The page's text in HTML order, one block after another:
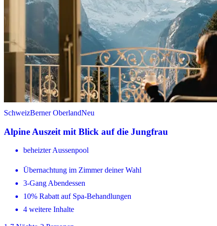
SchweizBerner OberlandNeu
Alpine Auszeit mit Blick auf die Jungfrau
beheizter Aussenpool
Übernachtung im Zimmer deiner Wahl
3-Gang Abendessen
10% Rabatt auf Spa-Behandlungen
4 weitere Inhalte